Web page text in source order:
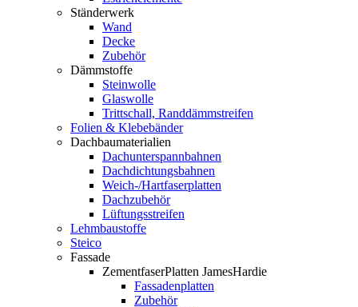
Ständerwerk
Wand
Decke
Zubehör
Dämmstoffe
Steinwolle
Glaswolle
Trittschall, Randdämmstreifen
Folien & Klebebänder
Dachbaumaterialien
Dachunterspannbahnen
Dachdichtungsbahnen
Weich-/Hartfaserplatten
Dachzubehör
Lüftungsstreifen
Lehmbaustoffe
Steico
Fassade
ZementfaserPlatten JamesHardie
Fassadenplatten
Zubehör